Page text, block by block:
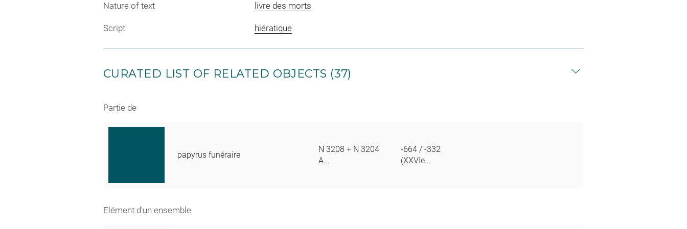
Nature of text livre des morts
Script hiératique
CURATED LIST OF RELATED OBJECTS (37)
Partie de
papyrus funéraire
N 3208 + N 3204
A...
-664 / -332
(XXVIe...
Elément d'un ensemble